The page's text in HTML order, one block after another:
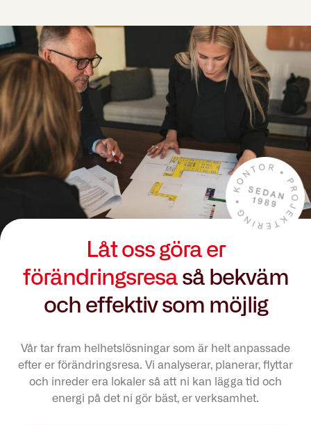
Låt oss göra er
förändringsresa så bekväm
och effektiv som möjlig
Vår tar fram helhetslösningar som är helt anpassade
efter er förändringsresa. Vi analyserar, planerar, flyttar
och inreder era lokaler så att ni kan lägga tid och
energi på det ni gör bäst, er verksamhet.